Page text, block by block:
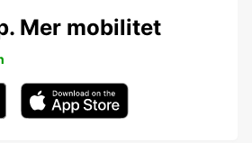
Mer mobilitet